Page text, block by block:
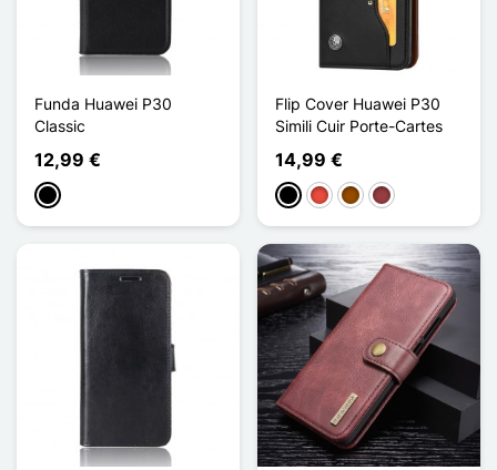
Funda Huawei P30
Classic
12,99 €
Negro
Flip Cover Huawei P30
Simili Cuir Porte-Cartes
14,99 €
NegroRojoMarrónRojo oscuro